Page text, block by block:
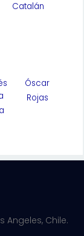
Catalán
Óscar
Rojas
Angeles, Chile.